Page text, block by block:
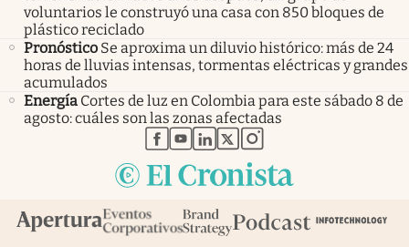
voluntarios le construyó una casa con 850 bloques de
plástico reciclado
Pronóstico Se aproxima un diluvio histórico: más de 24
horas de lluvias intensas, tormentas eléctricas y grandes
acumulados
Energía Cortes de luz en Colombia para este sábado 8 de
agosto: cuáles son las zonas afectadas
abre en nueva pestaña
abre en nueva pestaña
abre en nueva pestaña
abre en nueva pestaña
abre en nueva pestaña